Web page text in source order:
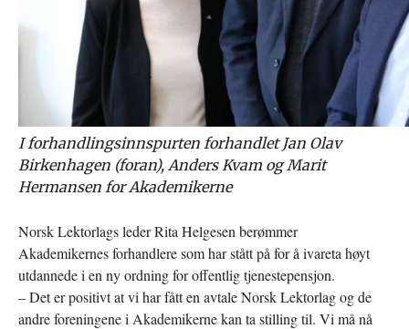
I forhandlingsinnspurten forhandlet Jan Olav
Birkenhagen (foran), Anders Kvam og Marit
Hermansen for Akademikerne
Norsk Lektorlags leder Rita Helgesen berømmer
Akademikernes forhandlere som har stått på for å ivareta høyt
utdannede i en ny ordning for offentlig tjenestepensjon.
– Det er positivt at vi har fått en avtale Norsk Lektorlag og de
andre foreningene i Akademikerne kan ta stilling til. Vi må nå